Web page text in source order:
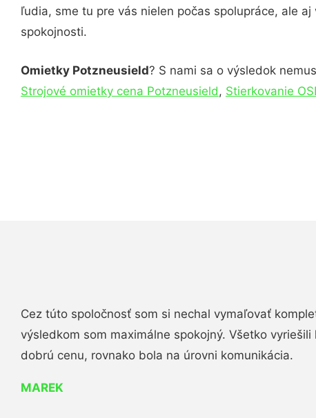
ľudia, sme tu pre vás nielen počas spolupráce, ale
spokojnosti.
Omietky Potzneusield? S nami sa o výsledok
Strojové omietky cena Potzneusield , Stierkovanie
Cez túto spoločnosť som si nechal vymaľovať
výsledkom som maximálne spokojný. Všetko
dobrú cenu, rovnako bola na úrovni komunikácia.
MAREK